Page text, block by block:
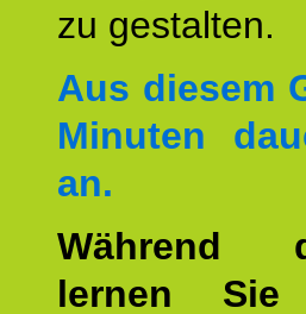
zu gestalten.
Aus diesem
Minuten
an.
Während
lernen